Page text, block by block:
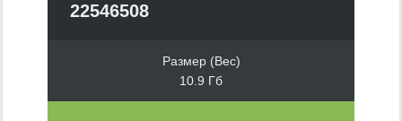
22546508
Размер (Вес)
10.9 Гб